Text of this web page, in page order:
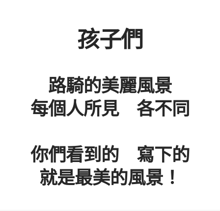
孩子們
路騎的美麗風景
每個人所見 各不同
你們看到的 寫下的
就是最美的風景！